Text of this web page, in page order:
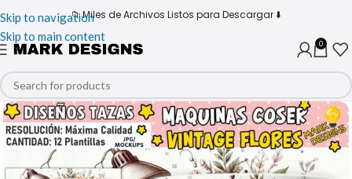
Skip to navigation
Skip to main content
📁 Miles de Archivos Listos para Descargar ⬇️
0